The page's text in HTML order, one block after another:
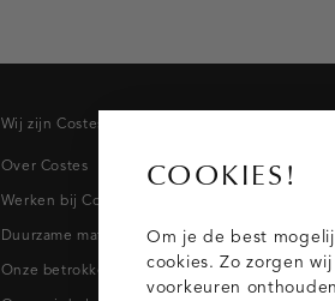
Wij zijn Costes
Over Costes
Werken bij Costes
Duurzame materialen
Onze betrokkenheid
COOKIES!
Om je de best
cookies. Zo zorgen
voorkeuren